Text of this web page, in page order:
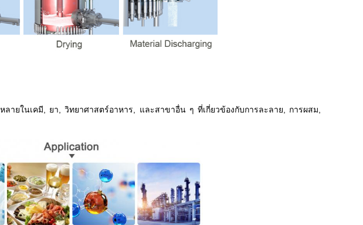
ลายในเคมี, ยา, วิทยาศาสตร์อาหาร, และสาขาอื่น ๆ ที่เกี่ยวข้องกับการละลาย, การผสม,